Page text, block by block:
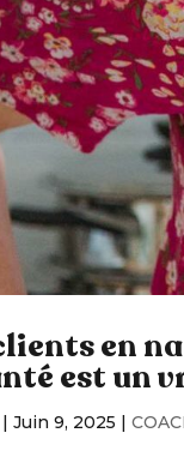
en
est un
|Juin 9, 2025 |